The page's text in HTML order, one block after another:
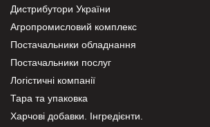
Дистрибутори України
Агропромисловий комплекс
Постачальники обладнання
Постачальники послуг
Логістичні компанії
Тара та упаковка
Харчові добавки. Інгредієнти.